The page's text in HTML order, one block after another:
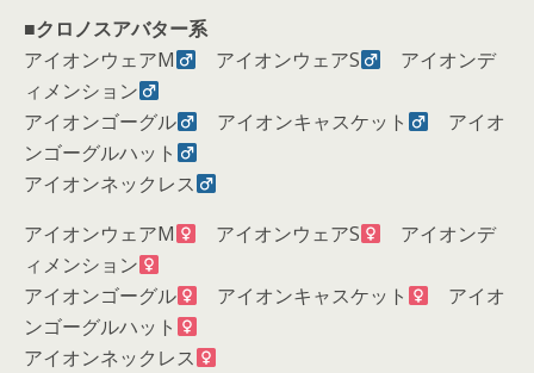
■クロノスアバター系
アイオンウェアM
アイオンウェアS
アイオンデ
ィメンション
アイオンゴーグル
アイオンキャスケット
アイオ
ンゴーグルハット
アイオンネックレス
アイオンウェアM
アイオンウェアS
アイオンデ
ィメンション
アイオンゴーグル
アイオンキャスケット
アイオ
ンゴーグルハット
アイオンネックレス